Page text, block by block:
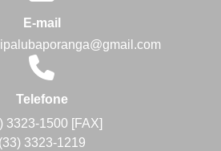
E-mail
Telefone
3323-1500 [FAX]
(33) 3323-1219